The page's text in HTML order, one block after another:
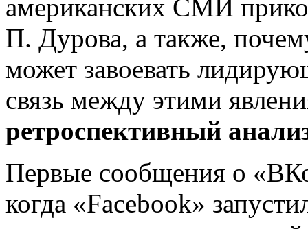
американских СМИ
П. Дурова, а также,
может завоевать
связь между этими
ретроспективный
Первые сообщения о
когда «Facebook»